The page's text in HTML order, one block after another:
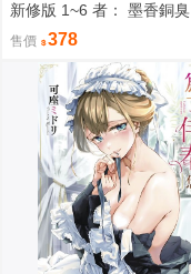
新修版 1~6 者： 墨香銅臭
售價 378